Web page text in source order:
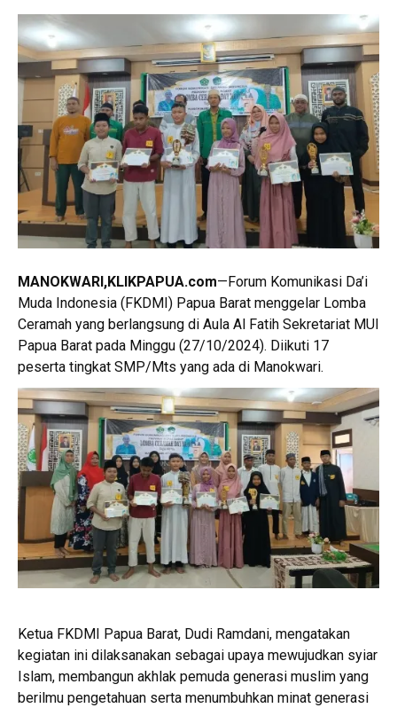
MANOKWARI,KLIKPAPUA.com—Forum Komunikasi Da’i
Muda Indonesia (FKDMI) Papua Barat menggelar Lomba
Ceramah yang berlangsung di Aula Al Fatih Sekretariat MUI
Papua Barat pada Minggu (27/10/2024). Diikuti 17
peserta tingkat SMP/Mts yang ada di Manokwari.
Ketua FKDMI Papua Barat, Dudi Ramdani, mengatakan
kegiatan ini dilaksanakan sebagai upaya mewujudkan syiar
Islam, membangun akhlak pemuda generasi muslim yang
berilmu pengetahuan serta menumbuhkan minat generasi